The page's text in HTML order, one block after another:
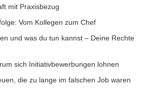
mit Praxisbezug
Vom Kollegen zum Chef
und was du tun kannst – Deine Rechte
sich Initiativbewerbungen lohnen
die zu lange im falschen Job waren